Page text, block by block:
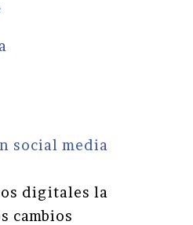
social media
digitales la
cambios